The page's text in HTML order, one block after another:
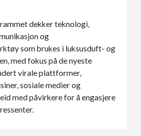
dekker teknologi,
og
som brukes i luksusduft- og
med fokus på de nyeste
virale plattformer,
sosiale medier og
med påvirkere for å engasjere